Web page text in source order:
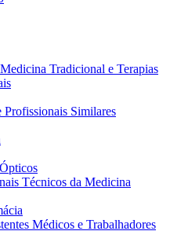
Tradicional e Terapias
Profissionais Similares
Técnicos da Medicina
Médicos e Trabalhadores